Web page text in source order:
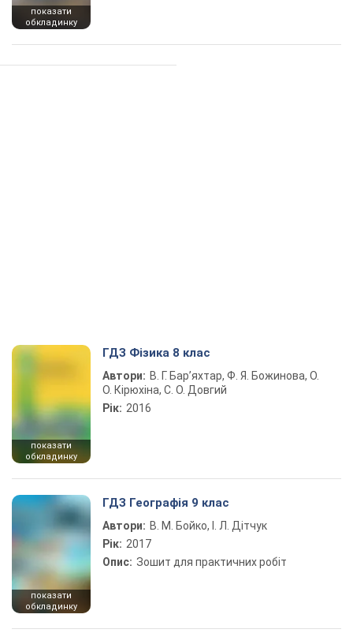
показати
обкладинку
показати
обкладинку
ГДЗ Фізика 8 клас
Автори: В. Г. Бар’яхтар, Ф. Я. Божинова, О.
О. Кірюхіна, С. О. Довгий
Рік: 2016
показати
обкладинку
ГДЗ Географія 9 клас
Автори: В. М. Бойко, І. Л. Дітчук
Рік: 2017
Опис: Зошит для практичних робіт